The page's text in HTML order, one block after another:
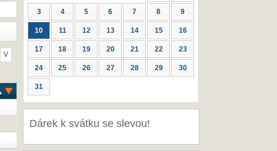
V
3 4 5 6 7 8 9
10 11 12 13 14 15 16
17 18 19 20 21 22 23
24 25 26 27 28 29 30
31
Dárek k svátku se slevou!